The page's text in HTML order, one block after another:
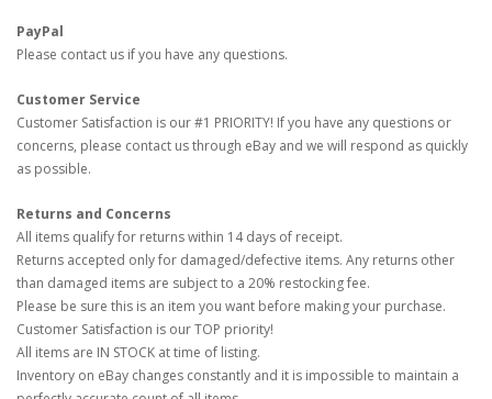
PayPal
Please contact us if you have any questions.
Customer Service
Customer Satisfaction is our #1 PRIORITY! If you have any questions or
concerns, please contact us through eBay and we will respond as quickly
as possible.
Returns and Concerns
All items qualify for returns within 14 days of receipt.
Returns accepted only for damaged/defective items. Any returns other
than damaged items are subject to a 20% restocking fee.
Please be sure this is an item you want before making your purchase.
Customer Satisfaction is our TOP priority!
All items are IN STOCK at time of listing.
Inventory on eBay changes constantly and it is impossible to maintain a